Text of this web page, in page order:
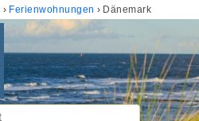
Ferienwohnungen Dänemark